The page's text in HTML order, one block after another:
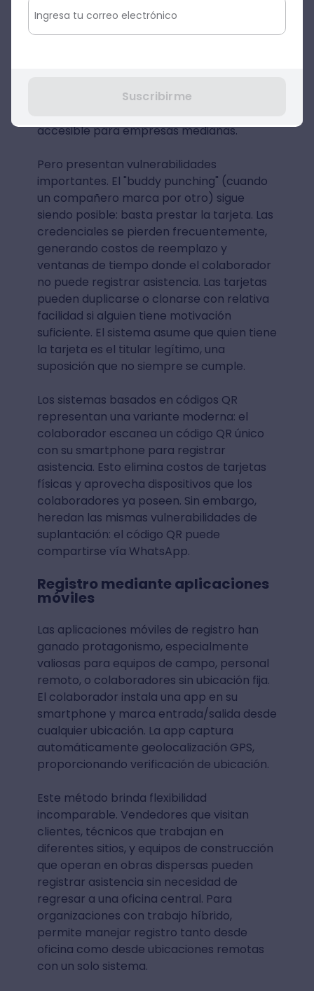
datos es automática, eliminando errores de
generación de reportes y análisis. El costo
accesible para empresas medianas.
Pero presentan vulnerabilidades
importantes. El "buddy punching" (cuando
un compañero marca por otro) sigue
siendo posible: basta prestar la tarjeta. Las
credenciales se pierden frecuentemente,
generando costos de reemplazo y
ventanas de tiempo donde el colaborador
no puede registrar asistencia. Las tarjetas
pueden duplicarse o clonarse con relativa
facilidad si alguien tiene motivación
suficiente. El sistema asume que quien tiene
la tarjeta es el titular legítimo, una
suposición que no siempre se cumple.
Los sistemas basados en códigos QR
representan una variante moderna: el
colaborador escanea un código QR único
con su smartphone para registrar
asistencia. Esto elimina costos de tarjetas
físicas y aprovecha dispositivos que los
colaboradores ya poseen. Sin embargo,
heredan las mismas vulnerabilidades de
suplantación: el código QR puede
compartirse vía WhatsApp.
Registro mediante aplicaciones
móviles
Las aplicaciones móviles de registro han
ganado protagonismo, especialmente
valiosas para equipos de campo, personal
remoto, o colaboradores sin ubicación fija.
El colaborador instala una app en su
smartphone y marca entrada/salida desde
cualquier ubicación. La app captura
automáticamente geolocalización GPS,
proporcionando verificación de ubicación.
Este método brinda flexibilidad
incomparable. Vendedores que visitan
clientes, técnicos que trabajan en
diferentes sitios, y equipos de construcción
que operan en obras dispersas pueden
registrar asistencia sin necesidad de
regresar a una oficina central. Para
organizaciones con trabajo híbrido,
permite manejar registro tanto desde
oficina como desde ubicaciones remotas
con un solo sistema.
Suscribirme